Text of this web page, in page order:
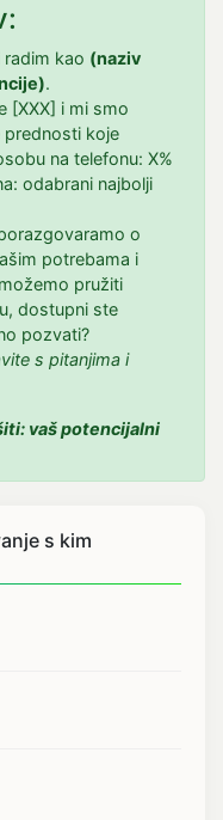
radim kao (naziv
.
[XXX] i mi smo
prednosti koje
na telefonu: X%
odabrani najbolji
o
potrebama i
pružiti
dostupni ste
pozvati?
s pitanjima i
vaš potencijalni
s kim